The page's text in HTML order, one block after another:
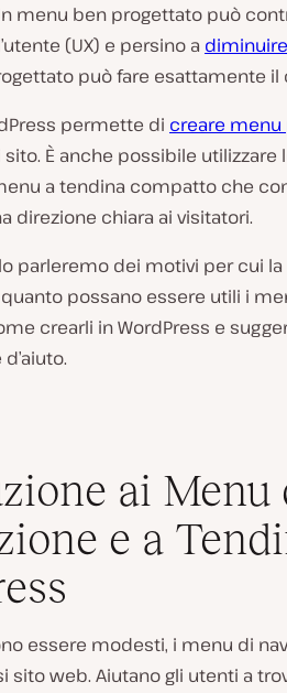
menu ben progettato può
(UX) e persino a
può fare esattamente il
permette di creare menu
È anche possibile utilizzare
a tendina compatto che
direzione chiara ai visitatori.
parleremo dei motivi per cui
possano essere utili i
crearli in WordPress e
ai Menu
e a
essere modesti, i menu di
sito web. Aiutano gli utenti a